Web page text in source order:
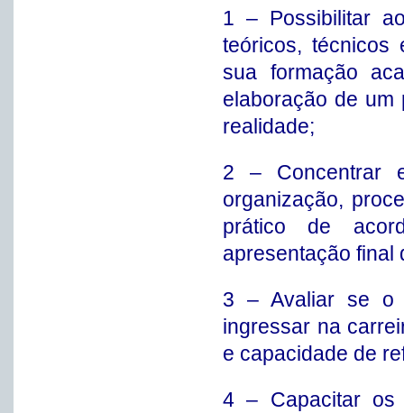
1 – Possibilitar
teóricos, técnicos
sua formação
elaboração de um
realidade;
2 – Concentrar
organização,
prático de
apresentação final
3 – Avaliar se o
ingressar na
e capacidade de
4 – Capacitar os